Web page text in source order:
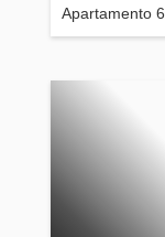
Apartamento